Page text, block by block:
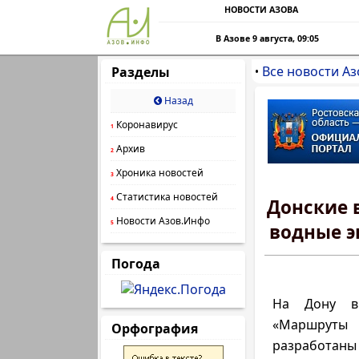
НОВОСТИ АЗОВА
В Азове 9 августа, 09:05
Разделы
Назад
1 Коронавирус
2 Архив
3 Хроника новостей
4 Статистика новостей
5 Новости Азов.Инфо
Погода
Орфография
• Все новости
Донские
водные
На Дону в